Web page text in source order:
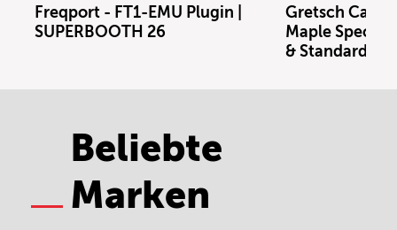
Freqport - FT1-EMU Plugin |
SUPERBOOTH 26
Gretsch
Maple Special
& Standard
Beliebte
Marken